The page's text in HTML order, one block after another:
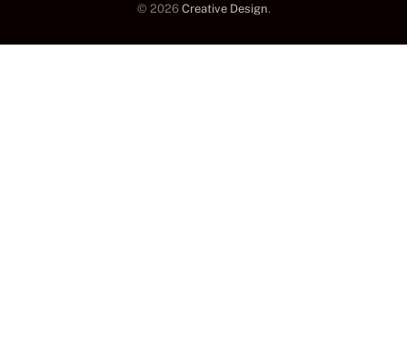
© 2026 Creative Design.